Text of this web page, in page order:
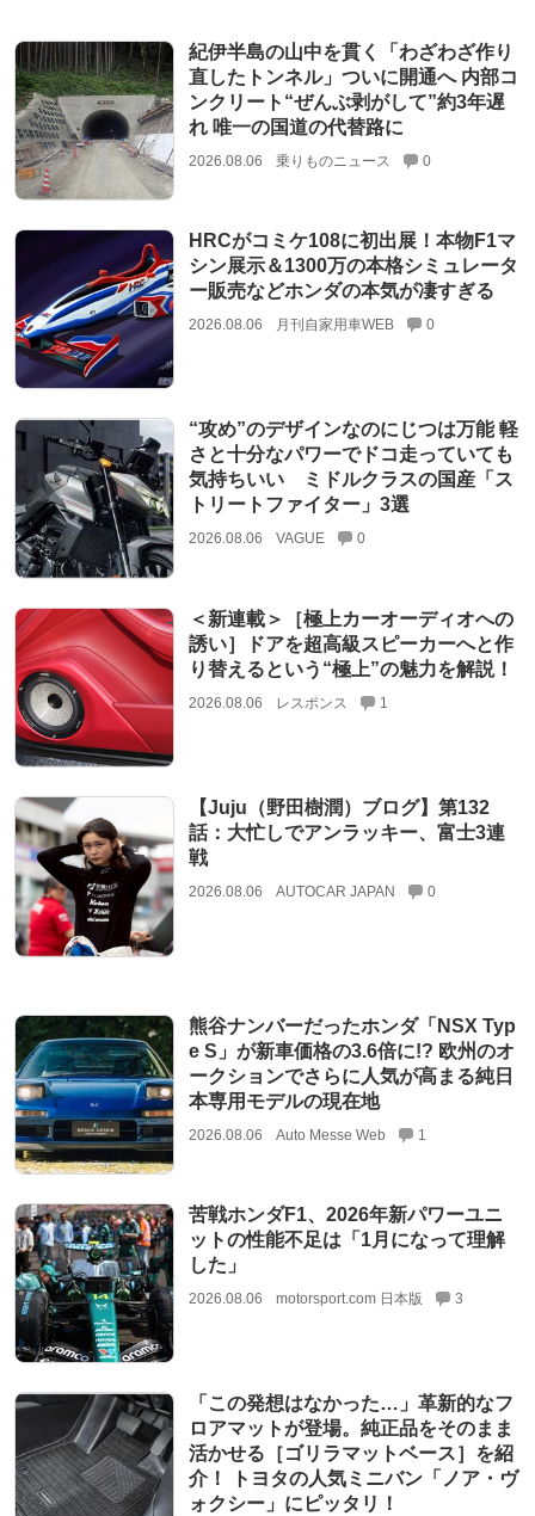
紀伊半島の山中を貫く「わざわざ作り
直したトンネル」ついに開通へ 内部コ
ンクリート“ぜんぶ剥がして”約3年遅
れ 唯一の国道の代替路に
2026.08.06 乗りものニュース 0
HRCがコミケ108に初出展！本物F1マ
シン展示＆1300万の本格シミュレータ
ー販売などホンダの本気が凄すぎる
2026.08.06 月刊自家用車WEB 0
“攻め”のデザインなのにじつは万能 軽
さと十分なパワーでドコ走っていても
気持ちいい ミドルクラスの国産「ス
トリートファイター」3選
2026.08.06 VAGUE 0
＜新連載＞［極上カーオーディオへの
誘い］ドアを超高級スピーカーへと作
り替えるという“極上”の魅力を解説！
2026.08.06 レスポンス 1
【Juju（野田樹潤）ブログ】第132
話：大忙しでアンラッキー、富士3連
戦
2026.08.06 AUTOCAR JAPAN 0
熊谷ナンバーだったホンダ「NSX Typ
e S」が新車価格の3.6倍に!? 欧州のオ
ークションでさらに人気が高まる純日
本専用モデルの現在地
2026.08.06 Auto Messe Web 1
苦戦ホンダF1、2026年新パワーユニ
ットの性能不足は「1月になって理解
した」
2026.08.06 motorsport.com 日本版 3
「この発想はなかった…」革新的なフ
ロアマットが登場。純正品をそのまま
活かせる［ゴリラマットベース］を紹
介！ トヨタの人気ミニバン「ノア・ヴ
ォクシー」にピッタリ！